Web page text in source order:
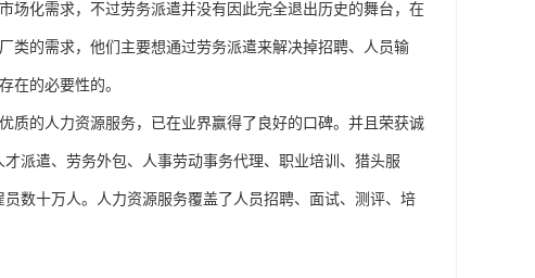
场化需求，不过劳务派遣并没有因此完全退出历史的舞台，在
类的需求，他们主要想通过劳务派遣来解决掉招聘、人员输
在的必要性的。
质的人力资源服务，已在业界赢得了良好的口碑。并且荣获诚
才派遣、劳务外包、人事劳动事务代理、职业培训、猎头服
数十万人。人力资源服务覆盖了人员招聘、面试、测评、培